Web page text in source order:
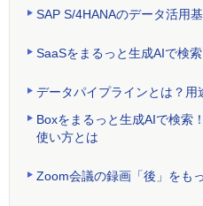
SAP S/4HANAのデータ活用
SaaSをまるっと生成AIで検
データパイプラインとは？用
Boxをまるっと生成AIで検索
使い方とは
Zoom会議の録画「後」をも